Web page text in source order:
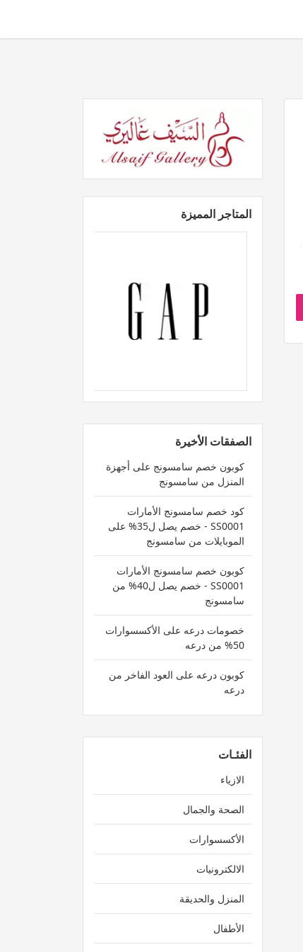
المتاجر المميزة
الصفقات الأخيرة
كوبون خصم سامسونج على أجهزة
المنزل من سامسونج
كود خصم سامسونج الأمارات
SS0001 - خصم يصل ل35% على
الموبايلات من سامسونج
كوبون خصم سامسونج الأمارات
SS0001 - خصم يصل ل40% من
سامسونج
خصومات درعه على الأكسسوارات
50% من درعه
كوبون درعه على العود الفاخر من
درعه
الفئـات
الازياء
الصحة والجمال
الأكسسوارات
الالكترونيات
المنزل والحديقة
الأطفال